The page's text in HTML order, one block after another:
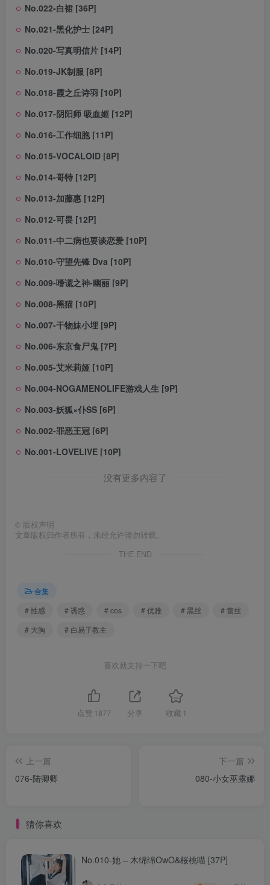
No.022-白裙 [36P]
No.021-黑化护士 [24P]
No.020-写真明信片 [14P]
No.019-JK制服 [8P]
No.018-霞之丘诗羽 [10P]
No.017-阴阳师 吸血姬 [12P]
No.016-工作细胞 [11P]
No.015-VOCALOID [8P]
No.014-哥特 [12P]
No.013-加藤惠 [12P]
No.012-可畏 [12P]
No.011-中二病也要谈恋爱 [10P]
No.010-守望先锋 Dva [10P]
No.009-嗜谎之神-幽丽 [9P]
No.008-黑猫 [10P]
No.007-干物妹小埋 [9P]
No.006-东京食尸鬼 [7P]
No.005-艾米莉娅 [10P]
No.004-NOGAMENOLIFE游戏人生 [9P]
No.003-妖狐×仆SS [6P]
No.002-罪恶王冠 [6P]
No.001-LOVELIVE [10P]
没有更多内容了
© 版权声明
文章版权归作者所有，未经允许请勿转载。
THE END
合集
# 性感
# 诱惑 # cos # 优雅 # 黑丝
# 蕾丝
# 大胸
# 白易子教主
喜欢就支持一下吧
点赞 1877 分享 收藏 1
上一篇
076-陆卿卿
下一篇
080-小女巫露娜
猜你喜欢
No.010-她 – 木绵绵OwO&桜桃喵 [37P]